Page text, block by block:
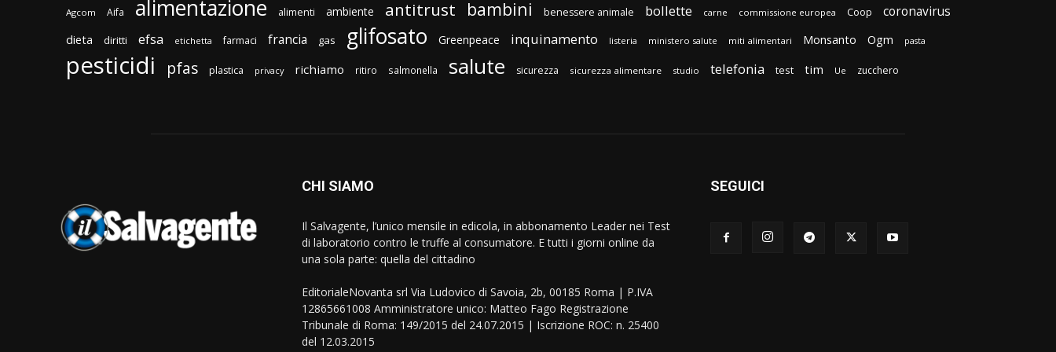
Agcom Aifa alimentazione alimenti ambiente antitrust bambini benessere animale bollette carne commissione europea Coop coronavirus
dieta diritti efsa etichetta farmaci francia gas glifosato Greenpeace inquinamento listeria ministero salute miti alimentari Monsanto Ogm pasta
pesticidi pfas plastica privacy richiamo ritiro salmonella salute sicurezza sicurezza alimentare studio telefonia test tim Ue zucchero
CHI SIAMO
Il Salvagente, l’unico mensile in edicola, in abbonamento Leader nei Test
di laboratorio contro le truffe al consumatore. E tutti i giorni online da
una sola parte: quella del cittadino
EditorialeNovanta srl Via Ludovico di Savoia, 2b, 00185 Roma | P.IVA
12865661008 Amministratore unico: Matteo Fago Registrazione
Tribunale di Roma: 149/2015 del 24.07.2015 | Iscrizione ROC: n. 25400
del 12.03.2015
SEGUICI